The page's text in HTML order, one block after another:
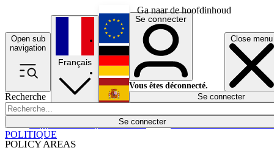
Ga naar de hoofdinhoud
Open sub
navigation
Close menu
Recherche
Se connecter
POLICY AREAS
Économie
Français
English
Deutsch
Español
Se connecter
Vous êtes déconnecté.
Se connecter
POLITIQUE